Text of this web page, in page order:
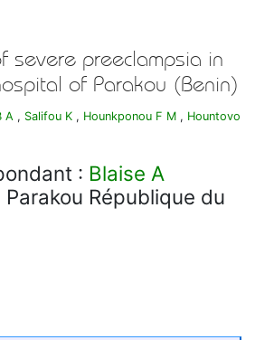
severe preeclampsia in
of Parakou (Benin)
A , Salifou K , Hounkponou F M , Hountovo
: Blaise A
Parakou République du